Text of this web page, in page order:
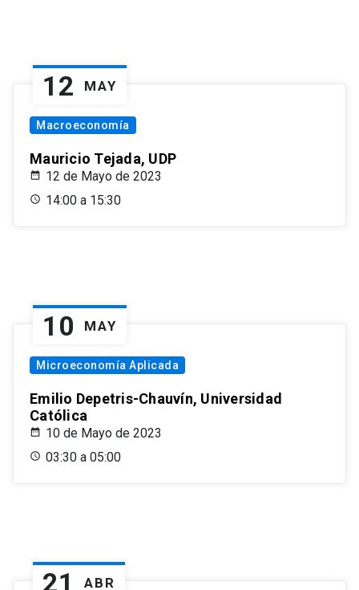
12 MAY
Macroeconomía
Mauricio Tejada, UDP
12 de Mayo de 2023
14:00 a 15:30
10 MAY
Microeconomía Aplicada
Emilio Depetris-Chauvín, Universidad
Católica
10 de Mayo de 2023
03:30 a 05:00
21 ABR